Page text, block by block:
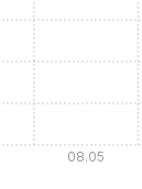
08.05